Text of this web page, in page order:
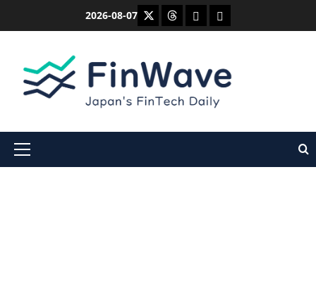
2026-08-07 X ThreadsBlueskyMastodon
メ